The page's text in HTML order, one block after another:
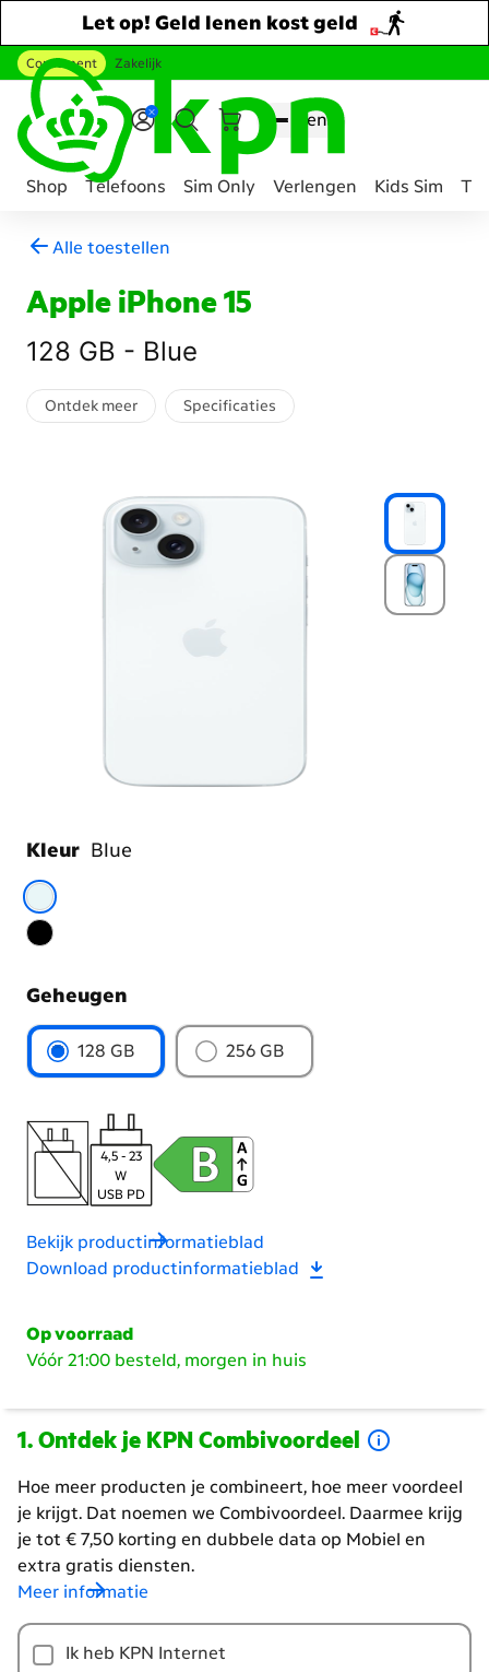
Ga naar hoofdinhoud
Consument Zakelijk
Menu
Shop Telefoons Sim Only Verlengen Kids Sim
naar
telefoon
samenstellen
Let op! Geld lenen kost geld
Alle toestellen
Apple iPhone 15
128 GB - Blue
Ontdek meer Specificaties
Kleur Blue
Kies
je
kleur
Geheugen
Kies
het
128 GB 256 GB
4,5 - 23
W
USB PD
Bekijk productinformatieblad
Download productinformatieblad
Op voorraad
Vóór 21:00 besteld, morgen in huis
Ontdek je KPN Combivoordeel
Hoe meer producten je combineert, hoe meer voordeel
je krijgt. Dat noemen we Combivoordeel. Daarmee krijg
je tot € 7,50 korting en dubbele data op Mobiel en
extra gratis diensten.
Meer informatie
Hoe
meer
Ik heb KPN Internet